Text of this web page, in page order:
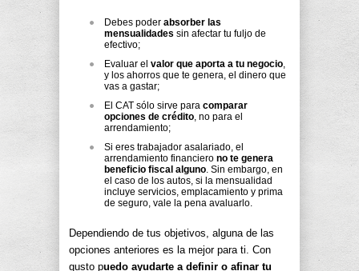
Debes poder absorber las
mensualidades sin afectar tu fuljo de
efectivo;
Evaluar el valor que aporta a tu negocio,
y los ahorros que te genera, el dinero que
vas a gastar;
El CAT sólo sirve para comparar
opciones de crédito, no para el
arrendamiento;
Si eres trabajador asalariado, el
arrendamiento financiero no te genera
beneficio fiscal alguno. Sin embargo, en
el caso de los autos, si la mensualidad
incluye servicios, emplacamiento y prima
de seguro, vale la pena avaluarlo.
Dependiendo de tus objetivos, alguna de las
opciones anteriores es la mejor para ti. Con
gusto puedo ayudarte a definir o afinar tu